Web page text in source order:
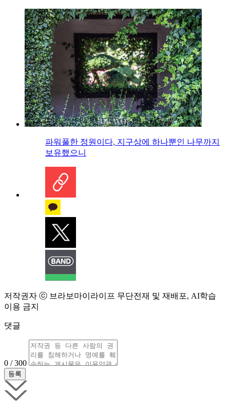
파워풀한 정원이다, 지구상에 하나뿐인 나무까지
보유했으니
저작권자 ⓒ 브라보마이라이프 무단전재 및 재배포, AI학습
이용 금지
댓글
0 / 300